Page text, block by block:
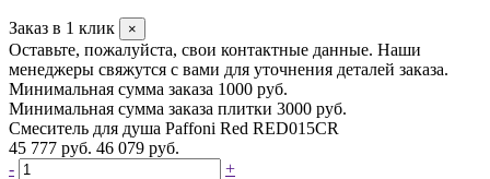
Заказ в 1 клик ×
Оставьте, пожалуйста, свои контактные данные. Наши
менеджеры свяжутся с вами для уточнения деталей заказа.
Минимальная сумма заказа 1000 руб.
Минимальная сумма заказа плитки 3000 руб.
Смеситель для душа Paffoni Red RED015CR
45 777 руб. 46 079 руб.
-
+